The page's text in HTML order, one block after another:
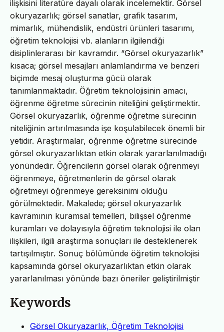
ilişkisini literatüre dayalı olarak incelemektir. Görsel
okuryazarlık; görsel sanatlar, grafik tasarım,
mimarlık, mühendislik, endüstri ürünleri tasarımı,
öğretim teknolojisi vb. alanların ilgilendiği
disiplinlerarası bir kavramdır. “Görsel okuryazarlık”
kısaca; görsel mesajları anlamlandırma ve benzeri
biçimde mesaj oluşturma gücü olarak
tanımlanmaktadır. Öğretim teknolojisinin amacı,
öğrenme öğretme sürecinin niteliğini geliştirmektir.
Görsel okuryazarlık, öğrenme öğretme sürecinin
niteliğinin artırılmasında işe koşulabilecek önemli bir
yetidir. Araştırmalar, öğrenme öğretme sürecinde
görsel okuryazarlıktan etkin olarak yararlanılmadığı
yönündedir. Öğrencilerin görsel olarak öğrenmeyi
öğrenmeye, öğretmenlerin de görsel olarak
öğretmeyi öğrenmeye gereksinimi olduğu
görülmektedir. Makalede; görsel okuryazarlık
kavramının kuramsal temelleri, bilişsel öğrenme
kuramları ve dolayısıyla öğretim teknolojisi ile olan
ilişkileri, ilgili araştırma sonuçları ile desteklenerek
tartışılmıştır. Sonuç bölümünde öğretim teknolojisi
kapsamında görsel okuryazarlıktan etkin olarak
yararlanılması yönünde bazı öneriler geliştirilmiştir
Keywords
Görsel Okuryazarlık, Öğretim Teknolojisi